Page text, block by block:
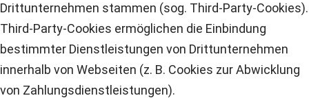
Drittunternehmen stammen (sog. Third-Party-Cookies).
Third-Party-Cookies ermöglichen die Einbindung
bestimmter Dienstleistungen von Drittunternehmen
innerhalb von Webseiten (z. B. Cookies zur Abwicklung
von Zahlungsdienstleistungen).